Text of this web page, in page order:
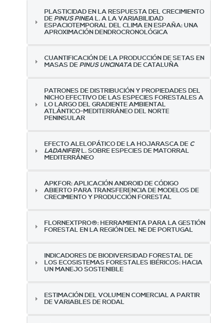
PLASTICIDAD EN LA RESPUESTA DEL CRECIMIENTO
DEPINUS PINEAL. A LA VARIABILIDAD
ESPACIOTEMPORAL DEL CLIMA EN ESPAÑA: UNA
APROXIMACIÓN DENDROCRONOLÓGICA
CUANTIFICACIÓN DE LA PRODUCCIÓN DE SETAS EN
MASAS DEPINUS UNCINATADE CATALUÑA
PATRONES DE DISTRIBUCIÓN Y PROPIEDADES DEL
NICHO EFECTIVO DE LAS ESPECIES FORESTALES A
LO LARGO DEL GRADIENTE AMBIENTAL
ATLÁNTICO-MEDITERRÁNEO DEL NORTE
PENINSULAR
EFECTO ALELOPÁTICO DE LA HOJARASCA DE C
LADANIFERL. SOBRE ESPECIES DE MATORRAL
MEDITERRÁNEO
APKFOR: APLICACIÓN ANDROID DE CÓDIGO
ABIERTO PARA TRANSFERENCIA DE MODELOS DE
CRECIMIENTO Y PRODUCCIÓN FORESTAL
FLORNEXTPRO®: HERRAMIENTA PARA LA GESTIÓN
FORESTAL EN LA REGIÓN DEL NE DE PORTUGAL
INDICADORES DE BIODIVERSIDAD FORESTAL DE
LOS ECOSISTEMAS FORESTALES IBÉRICOS: HACIA
UN MANEJO SOSTENIBLE
ESTIMACIÓN DEL VOLUMEN COMERCIAL A PARTIR
DE VARIABLES DE RODAL